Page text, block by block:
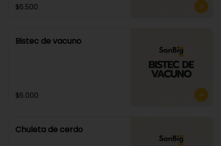
$6.500
Bistec de vacuno
$6.000
Chuleta de cerdo